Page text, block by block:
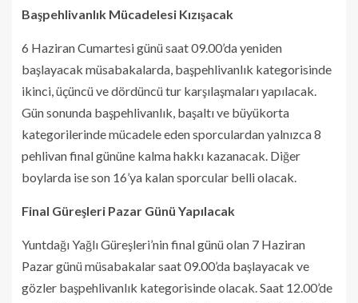
Başpehlivanlık Mücadelesi Kızışacak
6 Haziran Cumartesi günü saat 09.00’da yeniden
başlayacak müsabakalarda, başpehlivanlık kategorisinde
ikinci, üçüncü ve dördüncü tur karşılaşmaları yapılacak.
Gün sonunda başpehlivanlık, başaltı ve büyükorta
kategorilerinde mücadele eden sporculardan yalnızca 8
pehlivan final gününe kalma hakkı kazanacak. Diğer
boylarda ise son 16’ya kalan sporcular belli olacak.
Final Güreşleri Pazar Günü Yapılacak
Yuntdağı Yağlı Güreşleri’nin final günü olan 7 Haziran
Pazar günü müsabakalar saat 09.00’da başlayacak ve
gözler başpehlivanlık kategorisinde olacak. Saat 12.00’de